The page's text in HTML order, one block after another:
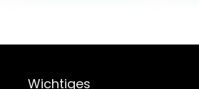
Wichtiges